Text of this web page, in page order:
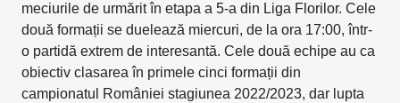
meciurile de urmărit în etapa a 5-a din Liga Florilor. Cele
două formații se duelează miercuri, de la ora 17:00, într-
o partidă extrem de interesantă. Cele două echipe au ca
obiectiv clasarea în primele cinci formații din
campionatul României stagiunea 2022/2023, dar lupta